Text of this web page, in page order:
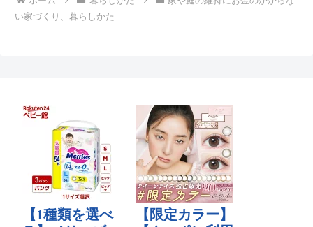
い家づくり、暮らしかた